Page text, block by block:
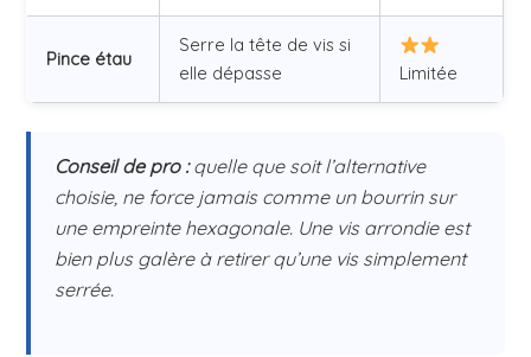
Pince étau
Serre la tête de vis si
elle dépasse
Limitée
Conseil de pro :quelle que soit l’alternative
choisie, ne force jamais comme un bourrin sur
une empreinte hexagonale. Une vis arrondie est
bien plus galère à retirer qu’une vis simplement
serrée.